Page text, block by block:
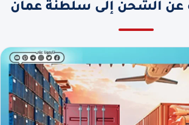
عن الشحن إلى سلطنة عمان